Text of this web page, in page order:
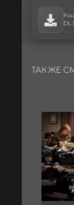
ТАК ЖЕ